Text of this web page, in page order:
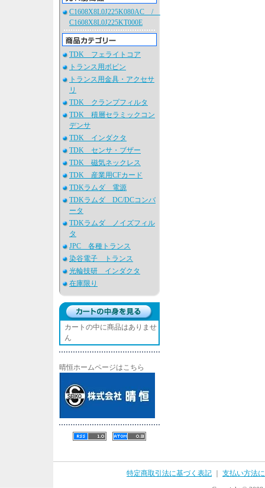
C1608X8L0J225K080AC /
C1608X8L0J225KT000E
TDK フェライトコア
トランス用ボビン
トランス用金具・アクセサ
リ
TDK クランプフィルタ
TDK 積層セラミックコン
デンサ
TDK インダクタ
TDK センサ・ブザー
TDK 磁気ネックレス
TDK 産業用CFカード
TDKラムダ 電源
TDKラムダ DC/DCコンバ
ータ
TDKラムダ ノイズフィル
タ
JPC 各種トランス
染谷電子 トランス
光輪技研 インダクタ
在庫限り
カートの中に商品はありませ
ん
晴恒ホームページはこちら
特定商取引法に基づく表記
支払い方法